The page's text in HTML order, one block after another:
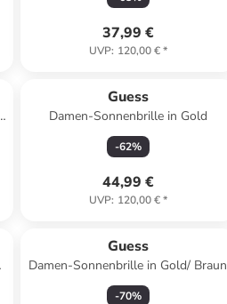
37,99 €
UVP: 120,00 €*
Guess
Damen-Sonnenbrille in Gold
-62%
44,99 €
UVP: 120,00 €*
Guess
Damen-Sonnenbrille in Gold/ Braun
-70%